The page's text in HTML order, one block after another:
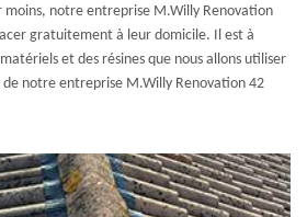
moins, notre entreprise M.Willy Renovation
gratuitement à leur domicile. Il est à
et des résines que nous allons utiliser
notre entreprise M.Willy Renovation 42